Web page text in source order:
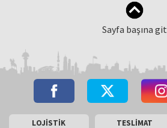
Sayfa başına git
LOJİSTİK TESLİMAT